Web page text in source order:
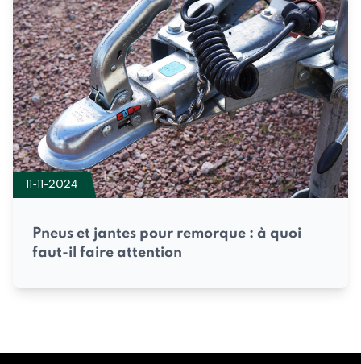
11-11-2024
Pneus et jantes pour remorque : à quoi
faut-il faire attention